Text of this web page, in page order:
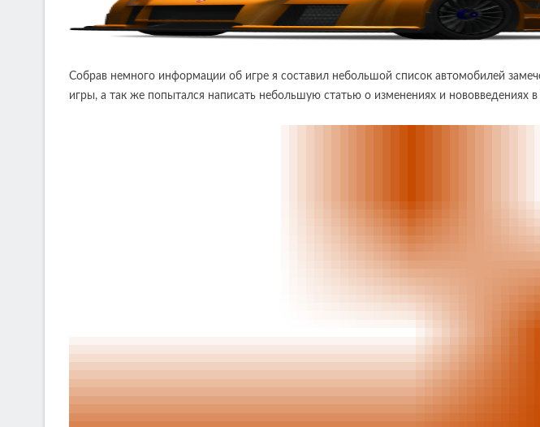
Собрав немного информации об игре я составил небольшой список автомобилей
игры, а так же попытался написать небольшую статью о изменениях и нововведениях в